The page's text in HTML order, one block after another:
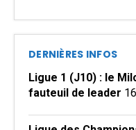
DERNIÈRES INFOS
Ligue 1 (J10) : le
fauteuil de leader